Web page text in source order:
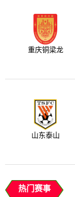
重庆铜梁龙
山东泰山
热门赛事